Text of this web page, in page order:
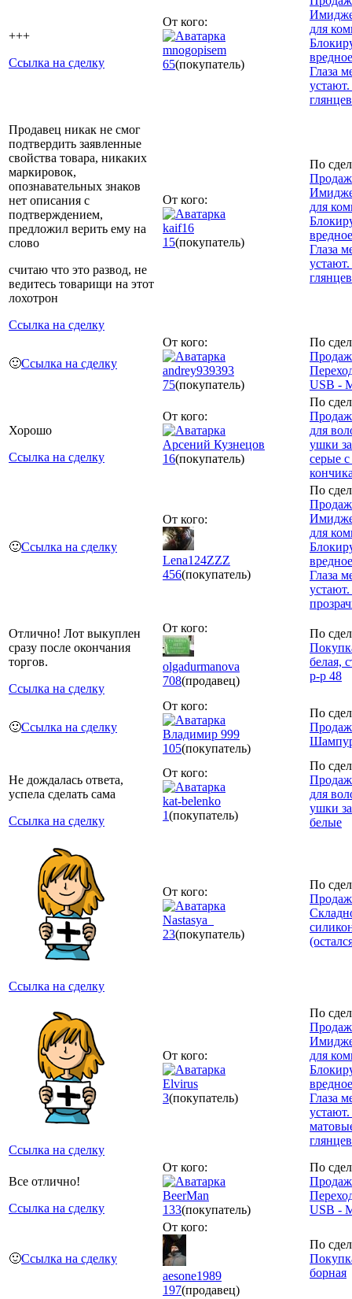
+++
Ссылка на сделку
От кого:
mnogopisem
65(покупатель)
для
Глаза
Продавец никак не смог
подтвердить заявленные
свойства товара, никаких
маркировок,
опознавательных знаков
нет описания с
подтверждением,
предложил верить ему на
слово
считаю что это развод, не
ведитесь товарищи на этот
лохотрон
Ссылка на сделку
От кого:
kaif16
15(покупатель)
По
для
Глаза
🙂Ссылка на сделку
От кого:
andrey939393
75(покупатель)
По
USB -
Хорошо
Ссылка на сделку
От кого:
Арсений Кузнецов
16(покупатель)
По
для
ушки
серые
🙂Ссылка на сделку
От кого:
Lena124ZZZ
456(покупатель)
По
для
Глаза
Отлично! Лот выкуплен
сразу после окончания
торгов.
Ссылка на сделку
От кого:
olgadurmanova
708(продавец)
По
белая,
р-р 48
🙂Ссылка на сделку
От кого:
Владимир 999
105(покупатель)
По
Не дождалась ответа,
успела сделать сама
Ссылка на сделку
От кого:
kat-belenko
1(покупатель)
По
для
ушки
белые
Ссылка на сделку
От кого:
Nastasya_
23(покупатель)
По
Ссылка на сделку
От кого:
Elvirus
3(покупатель)
По
для
Глаза
Все отлично!
Ссылка на сделку
От кого:
BeerMan
133(покупатель)
По
USB -
🙂Ссылка на сделку
От кого:
aesone1989
197(продавец)
По
борная